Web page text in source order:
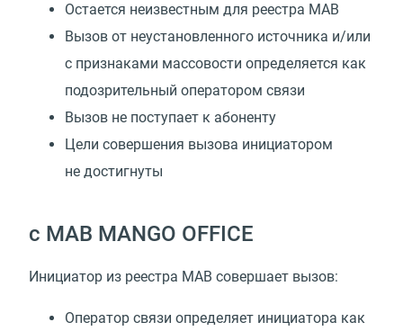
Остается неизвестным для реестра МАВ
Вызов от неустановленного источника и/или
с признаками массовости определяется как
подозрительный оператором связи
Вызов не поступает к абоненту
Цели совершения вызова инициатором
не достигнуты
с МАВ MANGO OFFICE
Инициатор из реестра МАВ совершает вызов:
Оператор связи определяет инициатора как